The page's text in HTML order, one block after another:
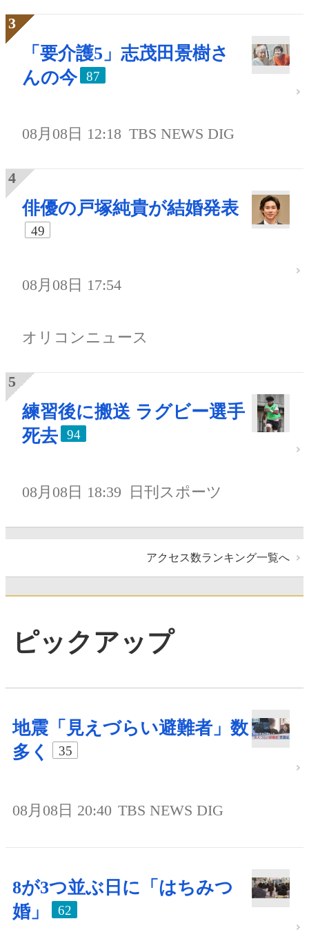
「要介護5」志茂田景樹さ
んの今
87
08月08日 12:18 TBS NEWS DIG
俳優の戸塚純貴が結婚発表
49
08月08日 17:54
オリコンニュース
練習後に搬送 ラグビー選手
死去
94
08月08日 18:39 日刊スポーツ
アクセス数ランキング一覧へ
ピックアップ
地震「見えづらい避難者」数
多く
35
08月08日 20:40 TBS NEWS DIG
8が3つ並ぶ日に「はちみつ
婚」
62